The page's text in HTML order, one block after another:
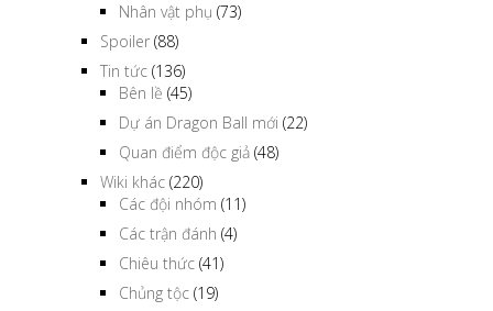
Nhân vật phụ (73)
Spoiler (88)
Tin tức (136)
Bên lề (45)
Dự án Dragon Ball mới (22)
Quan điểm độc giả (48)
Wiki khác (220)
Các đội nhóm (11)
Các trận đánh (4)
Chiêu thức (41)
Chủng tộc (19)